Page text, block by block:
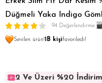
Düğmeli Yaka Indigo
94 Değerlendirme
Sevilen ürün!1B kişifavoriledi!
2 Ve Üzeri %20 İndirim